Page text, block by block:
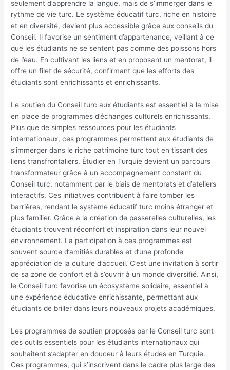
seulement d’apprendre la langue, mais de s’immerger dans le
rythme de vie turc. Le système éducatif turc, riche en histoire
et en diversité, devient plus accessible grâce aux conseils du
Conseil. Il favorise un sentiment d’appartenance, veillant à ce
que les étudiants ne se sentent pas comme des poissons hors
de l’eau. En cultivant les liens et en proposant un mentorat, il
offre un filet de sécurité, confirmant que les efforts des
étudiants sont enrichissants et enrichissants.
Le soutien du Conseil turc aux étudiants est essentiel à la mise
en place de programmes d’échanges culturels enrichissants.
Plus que de simples ressources pour les étudiants
internationaux, ces programmes permettent aux étudiants de
s’immerger dans le riche patrimoine turc tout en tissant des
liens transfrontaliers. Étudier en Turquie devient un parcours
transformateur grâce à un accompagnement constant du
Conseil turc, notamment par le biais de mentorats et d’ateliers
interactifs. Ces initiatives contribuent à faire tomber les
barrières, rendant le système éducatif turc moins étranger et
plus familier. Grâce à la création de passerelles culturelles, les
étudiants trouvent réconfort et inspiration dans leur nouvel
environnement. La participation à ces programmes est
souvent source d’amitiés durables et d’une profonde
appréciation de la culture d’accueil. C’est une invitation à sortir
de sa zone de confort et à s’ouvrir à un monde diversifié. Ainsi,
le Conseil turc favorise un écosystème solidaire, essentiel à
une expérience éducative enrichissante, permettant aux
étudiants de briller dans leurs nouveaux projets académiques.
Les programmes de soutien proposés par le Conseil turc sont
des outils essentiels pour les étudiants internationaux qui
souhaitent s’adapter en douceur à leurs études en Turquie.
Ces programmes, qui s’inscrivent dans le cadre plus large des